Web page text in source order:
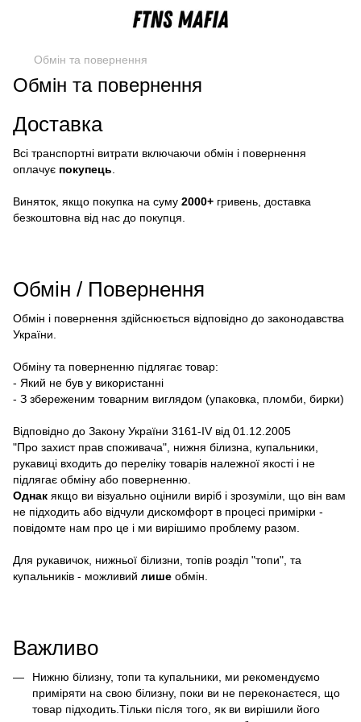
Обмін та повернення
Обмін та повернення
Доставка
Всі транспортні витрати включаючи обмін і повернення
оплачує покупець
Виняток, якщо покупка на суму 2000+ гривень, доставка
безкоштовна від нас до покупця.
Обмін / Повернення
Обмін і повернення здійснюється відповідно до законодавства
України.
Обміну та поверненню підлягає товар:
- Який не був у використанні
- З збереженим товарним виглядом (упаковка, пломби, бирки)
Відповідно до Закону України 3161-IV від 01.12.2005
"Про захист прав споживача", нижня білизна, купальники,
рукавиці входить до переліку товарів належної якості і не
підлягає обміну або поверненню.
Однак якщо ви візуально оцінили виріб і зрозуміли, що він вам
не підходить або відчули дискомфорт в процесі примірки -
повідомте нам про це і ми вирішимо проблему разом.
Для рукавичок, нижньої білизни, топів розділ "топи", та
купальників - можливий лише обмін.
Важливо
Нижню білизну, топи та купальники, ми рекомендуємо
приміряти на свою білизну, поки ви не переконаєтеся, що
товар підходить.Тільки після того, як ви вирішили його